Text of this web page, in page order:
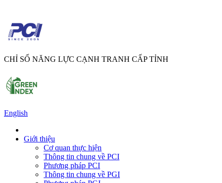
CHỈ SỐ NĂNG LỰC CẠNH TRANH CẤP TỈNH
English
Giới thiệu
Cơ quan thực hiện
Thông tin chung về PCI
Phương pháp PCI
Thông tin chung về PGI